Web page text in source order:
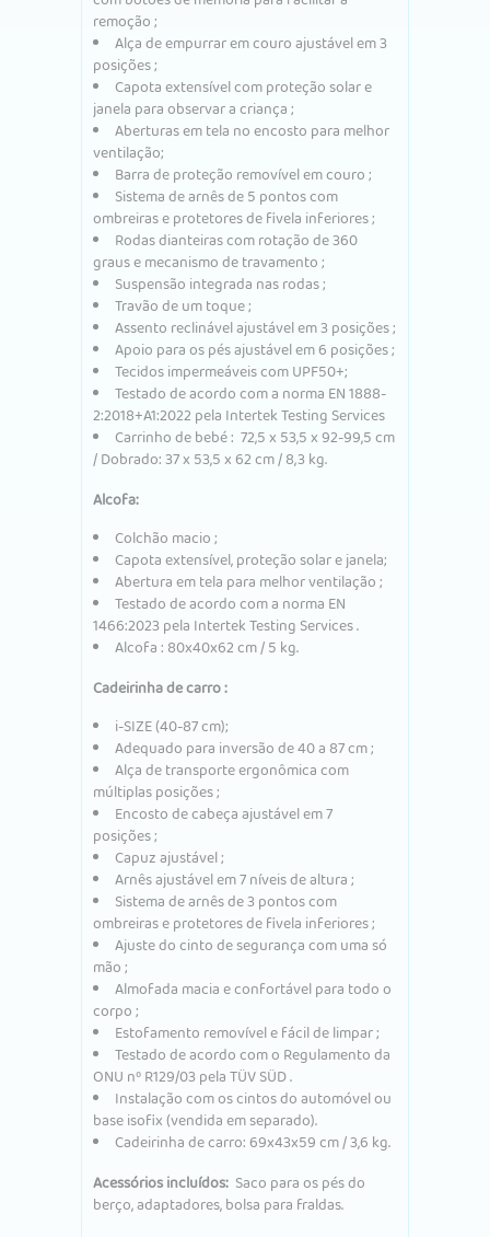
remoção;
Alça de empurrar em couro ajustável em 3
posições;
Capotaextensível com proteção solar e
janela para observar a criança;
Aberturas em tela no encosto para melhor
ventilação;
Barra de proteção removível em couro;
Sistema de arnês de 5 pontos com
ombreiras e protetores de fivela inferiores;
Rodas dianteiras com rotação de 360 ​​
graus e mecanismo de travamento;
Suspensão integrada nas rodas;
Travãode um toque;
Assento reclinável ajustável em 3 posições;
Apoio para os pés ajustável em 6 posições;
Tecidos impermeáveis ​​com UPF50+;
Testado de acordo com a norma EN 1888-
2:2018+A1:2022 pela Intertek Testing Services
Carrinhode bebé: 72,5 x 53,5 x 92-99,5 cm
/ Dobrado: 37 x 53,5 x 62 cm / 8,3 kg.
Alcofa:
Colchão macio;
Capota extensível, proteção solar e janela;
Abertura em tela para melhor ventilação;
Testado de acordo com a norma EN
1466:2023 pela Intertek Testing Services .
Alcofa: 80x40x62cm / 5 kg.
Cadeirinha de carro:
i-SIZE (40-87 cm);
Adequado para inversão de 40 a 87 cm;
Alça de transporte ergonômica com
múltiplas posições;
Encosto de cabeça ajustável em 7
posições;
Capuz ajustável;
Arnês ajustável em 7 níveis de altura;
Sistema de arnês de 3 pontos com
ombreiras e protetores de fivela inferiores;
Ajuste do cinto de segurança com uma só
mão;
Almofada macia e confortável para todo o
corpo;
Estofamento removível e fácil de limpar;
Testado de acordo como Regulamento da
ONU nº R129/03pelaTÜV SÜD.
Instalação com os cintos do automóvel ou
base isofix (vendida em separado).
Cadeirinha de carro: 69x43x59 cm / 3,6 kg.
Acessórios incluídos: Saco para os pés do
berço, adaptadores, bolsa para fraldas.